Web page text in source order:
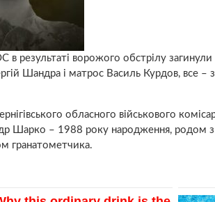
в результаті ворожого обстрілу
Шандра і матрос Василь Курдов, все
обласного військового
Шарко – 1988 року народження, родом з
гранатометчика.